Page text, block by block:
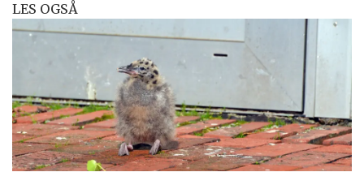
LES OGSÅ